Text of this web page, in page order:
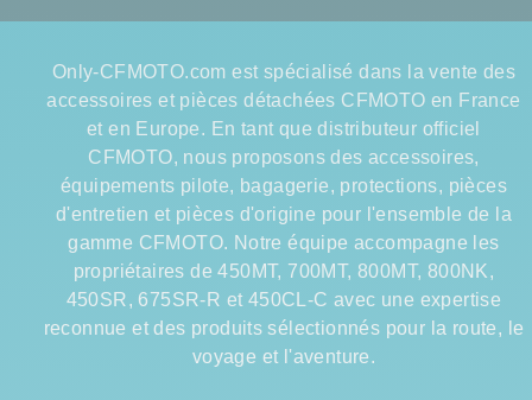
Only-CFMOTO.com est spécialisé dans la vente des
accessoires et pièces détachées CFMOTO en France
et en Europe. En tant que distributeur officiel
CFMOTO, nous proposons des accessoires,
équipements pilote, bagagerie, protections, pièces
d'entretien et pièces d'origine pour l'ensemble de la
gamme CFMOTO. Notre équipe accompagne les
propriétaires de 450MT, 700MT, 800MT, 800NK,
450SR, 675SR-R et 450CL-C avec une expertise
reconnue et des produits sélectionnés pour la route, le
voyage et l'aventure.